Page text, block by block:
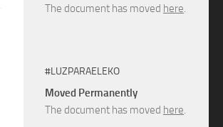
The document has moved here.
#LUZPARAELEKO
Moved Permanently
The document has moved here.